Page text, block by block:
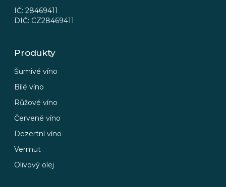
IČ: 28469411
DIČ: CZ28469411
Produkty
Šumivé víno
Bílé víno
Růžové víno
Červené víno
Dezertní víno
Vermut
Olivový olej